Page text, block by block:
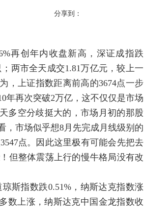
分享到：
再创年内收盘新高，深证成指跌
两市全天成交1.81万亿元，较上一
，上证指数距离前高的3674点一步
年再次突破2万亿，这不仅仅是市场
多空分歧挺大的，市场月初的那股
，市场似乎想8月先完成月线级别的
点。因此这里极有可能会先把去
但整体震荡上行的慢牛格局没有改
斯指数跌0.51%，纳斯达克指数涨
数上涨，纳斯达克中国金龙指数收